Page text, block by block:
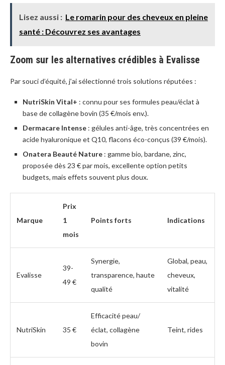
Lisez aussi : Le romarin pour des cheveux en pleine
santé : Découvrez ses avantages
Zoom sur les alternatives crédibles à Evalisse
Par souci d’équité, j’ai sélectionné trois solutions réputées :
NutriSkin Vital+ : connu pour ses formules peau/éclat à
base de collagène bovin (35 €/mois env.).
Dermacare Intense : gélules anti-âge, très concentrées en
acide hyaluronique et Q10, flacons éco-conçus (39 €/mois).
Onatera Beauté Nature : gamme bio, bardane, zinc,
proposée dès 23 € par mois, excellente option petits
budgets, mais effets souvent plus doux.
Marque
Prix
1
mois
Points forts Indications
Evalisse
39-
49 €
Synergie,
transparence, haute
qualité
Global, peau,
cheveux,
vitalité
NutriSkin 35 €
Efficacité peau/
éclat, collagène
bovin
Teint, rides